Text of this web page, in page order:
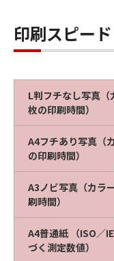
印刷スピード
L判フチなし写真（
枚の印刷時間）
A4フチあり写真（
の印刷時間）
A3ノビ写真（カラ
刷時間）
A4普通紙 （ISO／
づく測定数値）